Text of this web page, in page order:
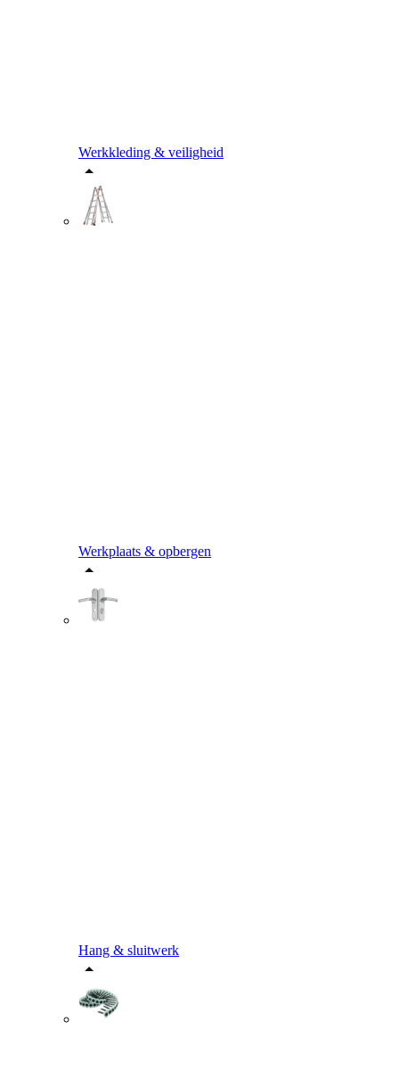
Werkkleding & veiligheid
Werkplaats & opbergen
Hang & sluitwerk